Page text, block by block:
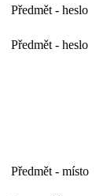
Předmět - heslo
Předmět - heslo
Předmět - místo